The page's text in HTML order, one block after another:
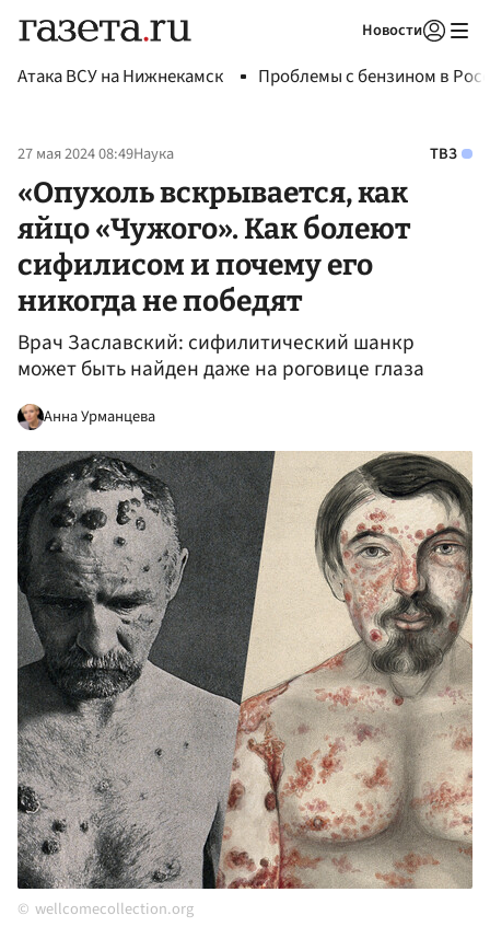
Новости
Атака ВСУ на Нижнекамск Проблемы с бензином в
27 мая 2024 08:49Наука ТВЗ
«Опухоль вскрывается, как
яйцо «Чужого». Как болеют
сифилисом и почему его
никогда не победят
Врач Заславский: сифилитический шанкр
может быть найден даже на роговице глаза
Анна Урманцева
wellcomecollection.org